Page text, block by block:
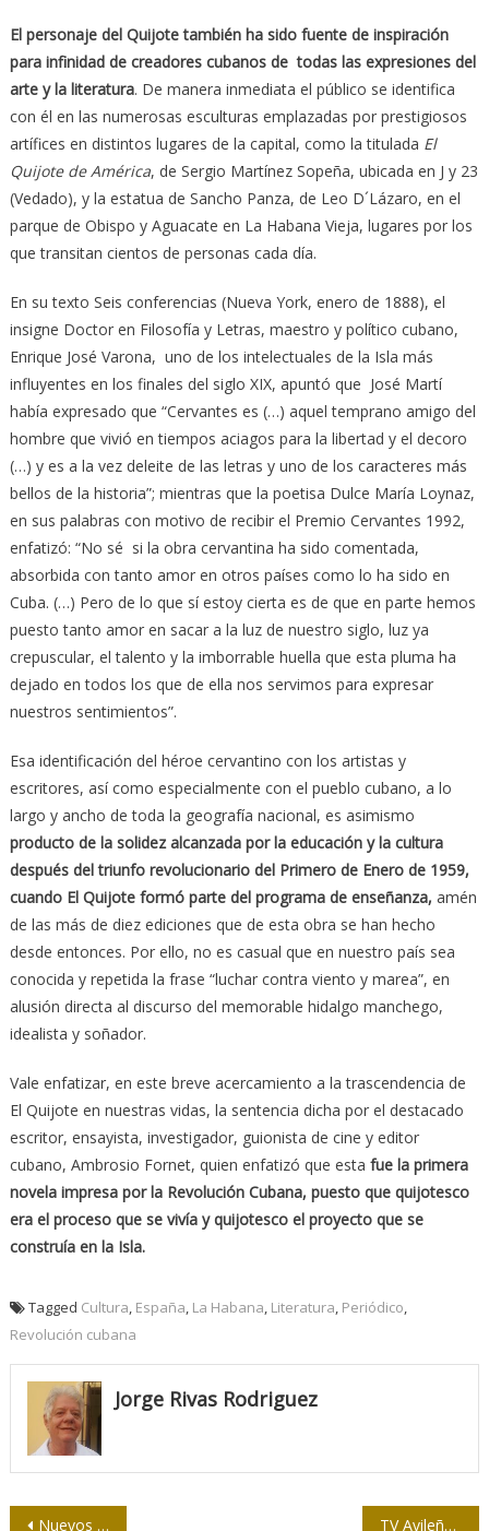
El personaje del Quijote también ha sido fuente de inspiración
para infinidad de creadores cubanos de todas las expresiones del
arte y la literatura. De manera inmediata el público se identifica
con él en las numerosas esculturas emplazadas por prestigiosos
artífices en distintos lugares de la capital, como la titulada El
Quijote de América, de Sergio Martínez Sopeña, ubicada en J y 23
(Vedado), y la estatua de Sancho Panza, de Leo D´Lázaro, en el
parque de Obispo y Aguacate en La Habana Vieja, lugares por los
que transitan cientos de personas cada día.
En su texto Seis conferencias (Nueva York, enero de 1888), el
insigne Doctor en Filosofía y Letras, maestro y político cubano,
Enrique José Varona, uno de los intelectuales de la Isla más
influyentes en los finales del siglo XIX, apuntó que José Martí
había expresado que “Cervantes es (…) aquel temprano amigo del
hombre que vivió en tiempos aciagos para la libertad y el decoro
(…) y es a la vez deleite de las letras y uno de los caracteres más
bellos de la historia”; mientras que la poetisa Dulce María Loynaz,
en sus palabras con motivo de recibir el Premio Cervantes 1992,
enfatizó: “No sé si la obra cervantina ha sido comentada,
absorbida con tanto amor en otros países como lo ha sido en
Cuba. (…) Pero de lo que sí estoy cierta es de que en parte hemos
puesto tanto amor en sacar a la luz de nuestro siglo, luz ya
crepuscular, el talento y la imborrable huella que esta pluma ha
dejado en todos los que de ella nos servimos para expresar
nuestros sentimientos”.
Esa identificación del héroe cervantino con los artistas y
escritores, así como especialmente con el pueblo cubano, a lo
largo y ancho de toda la geografía nacional, es asimismo
producto de la solidez alcanzada por la educación y la cultura
después del triunfo revolucionario del Primero de Enero de 1959,
cuando El Quijote formó parte del programa de enseñanza, amén
de las más de diez ediciones que de esta obra se han hecho
desde entonces. Por ello, no es casual que en nuestro país sea
conocida y repetida la frase “luchar contra viento y marea”, en
alusión directa al discurso del memorable hidalgo manchego,
idealista y soñador.
Vale enfatizar, en este breve acercamiento a la trascendencia de
El Quijote en nuestras vidas, la sentencia dicha por el destacado
escritor, ensayista, investigador, guionista de cine y editor
cubano, Ambrosio Fornet, quien enfatizó que esta fue la primera
novela impresa por la Revolución Cubana, puesto que quijotesco
era el proceso que se vivía y quijotesco el proyecto que se
construía en la Isla.
Tagged Cultura, España, La Habana, Literatura, Periódico,
Revolución cubana
Jorge Rivas Rodriguez
Nuevos voluntarios se incorporan a ensayo clínico de Soberana 01 TV Avileña: imagen y voz